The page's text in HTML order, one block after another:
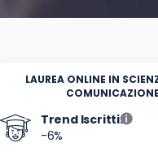
LAUREA ONLINE IN
COMUNICAZIONE
Trend Iscritti:
-6%